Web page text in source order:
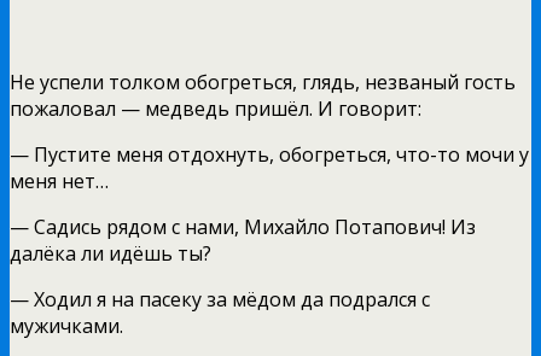
Не успели толком обогреться, глядь, незваный гость
пожаловал — медведь пришёл. И говорит:
— Пустите меня отдохнуть, обогреться, что-то мочи у
меня нет…
— Садись рядом с нами, Михайло Потапович! Из
далёка ли идёшь ты?
— Ходил я на пасеку за мёдом да подрался с
мужичками.